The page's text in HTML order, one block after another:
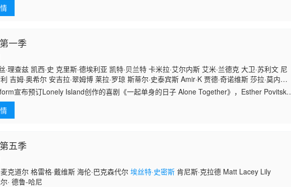
一季
·理查兹 凯西·史 克里斯·德埃利亚 凯特·贝兰特 卡米拉·艾尔内斯 艾米·兰德克 大卫·苏利文 尼
吉姆·奥希尔 安吉拉·翠姆博 莱拉·罗琼 斯蒂尔·史泰宾斯 Amir·K 贾德·奇诺维斯 莎拉·莫内
保利·肖尔 鲍比·李 Hayley·Marie·Norman Mike·Mitchell 梅丽莎·维亚西诺尔 金格·贡萨加 切
柯尔比·豪威尔-巴普蒂斯特 妮基·格拉瑟 加布里埃尔·鲁伊斯 埃德加·布莱克蒙 艾丽西娅·汉娜 埃
Benji·Af
宣布预订Lonely Island创作的喜剧《一起单身的日子 Alone Together》，Esther Povitsky
将担任主演，同时也担任编剧和制作
五季
克道尔 格雷格·戴维斯 海伦·巴克森代尔埃丝特·史密斯 肯尼斯·克拉德 Matt Lacey Lily
· 德鲁-哈尼